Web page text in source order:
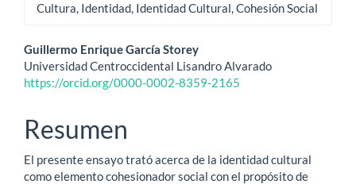
Cultura, Identidad, Identidad Cultural, Cohesión Social
Contenido
principal
artículo
Guillermo Enrique García Storey
Universidad Centroccidental Lisandro Alvarado
https://orcid.org/0000-0002-8359-2165
Resumen
El presente ensayo trató acerca de la identidad cultural
como elemento cohesionador social con el propósito de